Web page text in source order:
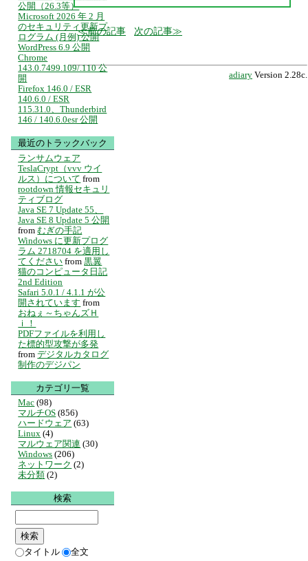
前の記事 次の記事
adiary Version 2.28c.
公開（26.3等）
Microsoft 2026 年 2 月
のセキュリティ更新プ
ログラム (月例) 公開
WordPress 6.9 公開
Chrome
143.0.7499.109/.110 公
開
Firefox 146.0 / ESR
140.6.0 / ESR
115.31.0、Thunderbird
146 / 140.6.0esr 公開
最近のトラックバック
ランサムウェア
TeslaCrypt（vvv ウイ
ルス）について from
rootdown 情報セキュリ
ティブログ
Java SE 7 Update 55、
Java SE 8 Update 5 公開
from むぎの手記
Windows に更新プログ
ラム 2718704 を適用し
てください from 黒翼
猫のコンピュータ日記
2nd Edition
Safari 5.0.1 / 4.1.1 が公
開されています from
おねぇ～ちゃんズＨ
ｉ！
PDFファイルを利用し
た標的型攻撃が多発
from デジタルカタログ
制作のデジパン
カテゴリ一覧
Mac (98)
マルチOS (856)
ハードウェア (63)
Linux (4)
マルウェア関連 (30)
Windows (206)
ネットワーク (2)
未分類 (2)
検索
タイトル 全文